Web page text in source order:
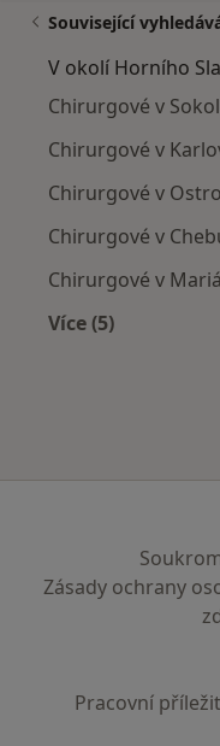
Související
V okolí Horního
Chirurgové v
Chirurgové v
Chirurgové v
Chirurgové v
Chirurgové v
Více (5)
Zásady ochrany
Pracovní